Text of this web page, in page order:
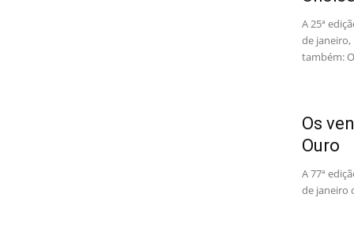
A 25ª
de janeiro,
também:
Os
Ouro
A 77ª
de janeiro